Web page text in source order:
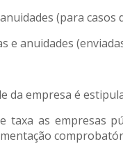
(para casos
e anuidades
empresa é
as empresas